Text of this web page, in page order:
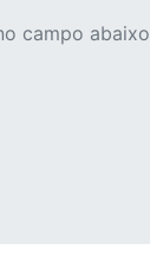
campo abaixo